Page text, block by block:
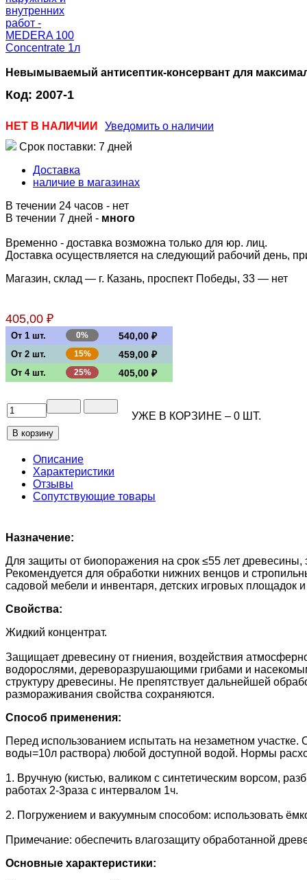
Невымываемый антисептик-консервант для
Код: 2007-1
НЕТ В НАЛИЧИИ
Уведомить о наличии
Срок поставки: 7 дней
Доставка
наличие в магазинах
В течении 24 часов - нет
В течении 7 дней - много
Временно - доставка возможна только для юр. лиц.
Доставка осуществляется на следующий рабочий день,
Магазин, склад — г. Казань, проспект Победы, 33 — нет
405,00 ₽
От 1 шт. 0% 540,00 ₽
От 2 шт. 15% 459,00 ₽
От 4 шт. 25% 405,00 ₽
УЖЕ В КОРЗИНЕ – 0 ШТ.
Описание
Характеристики
Отзывы
Сопутствующие товары
Назначение:
Для защиты от биопоражения на срок ≤55 лет древесины,
Рекомендуется для обработки нижних венцов и
садовой мебели и инвентаря, детских игровых площадок
Свойства:
Жидкий концентрат.
Защищает древесину от гниения, воздействия
водорослями, дереворазрушающими грибами и
структуру древесины. Не препятствует дальнейшей
размораживания свойства сохраняются.
Способ применения:
Перед использованием испытать на незаметном участке.
воды=10л раствора) любой доступной водой. Нормы
1. Вручную (кистью, валиком с синтетическим ворсом,
работах 2-3раза с интервалом 1ч.
2. Погружением и вакуумным способом: использовать
Примечание: обеспечить влагозащиту обработанной
Основные характеристики: